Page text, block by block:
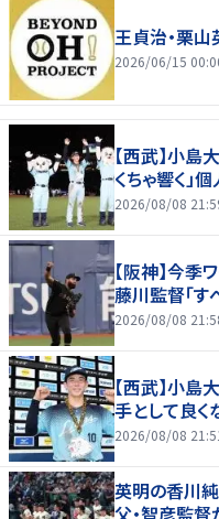
王貞治・栗
2026/06/15
【西武】小島
くちゃ響く」
2026/08/08
【阪神】今
藤川監督「す
2026/08/08
【西武】小
手として良く
2026/08/08
英明の香川